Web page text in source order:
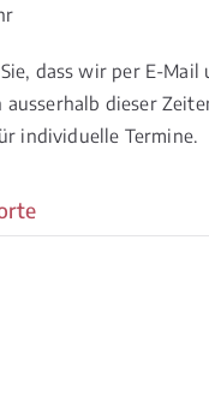
dass wir per E-Mail
ausserhalb dieser
individuelle Termine.